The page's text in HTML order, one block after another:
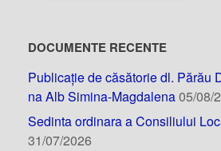
DOCUMENTE RECENTE
Publicație de căsătorie dl. Părău
na Alb Simina-Magdalena05/08/
Sedinta ordinara a Consiliului
31/07/2026